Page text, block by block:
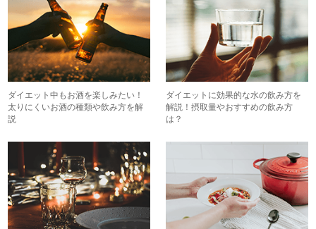
ダイエット中もお酒を楽しみたい！
太りにくいお酒の種類や飲み方を解
説
ダイエットに効果的な水の飲み方を
解説！摂取量やおすすめの飲み方
は？